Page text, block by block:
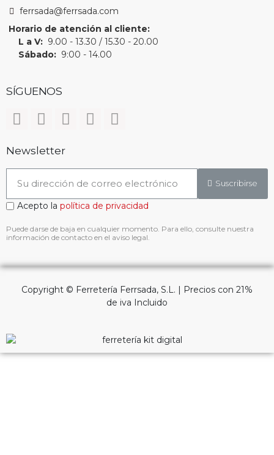
Sábado:9:00 - 14.00
SÍGUENOS
Newsletter
Acepto lapolítica de privacidad
información de contacto en el aviso legal.
de iva Incluido